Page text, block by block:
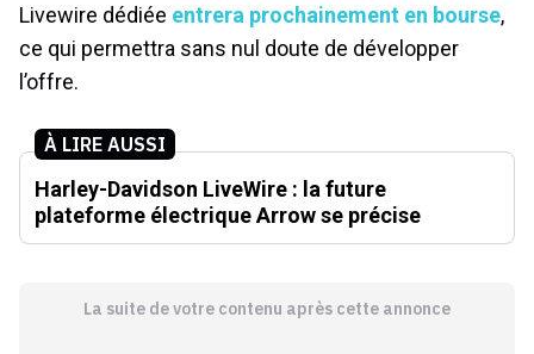
Livewire dédiée entrera prochainement en bourse,
ce qui permettra sans nul doute de développer
l’offre.
À LIRE AUSSI
Harley-Davidson LiveWire : la future
plateforme électrique Arrow se précise
La suite de votre contenu après cette annonce